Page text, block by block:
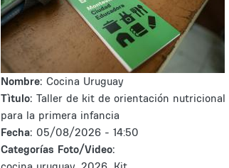
Nombre: Cocina Uruguay
Tìtulo: Taller de kit de orientación nutricional
para la primera infancia
Fecha: 05/08/2026 - 14:50
Categorías Foto/Video: